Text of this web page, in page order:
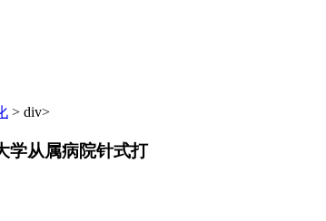
> div>
学从属病院针式打